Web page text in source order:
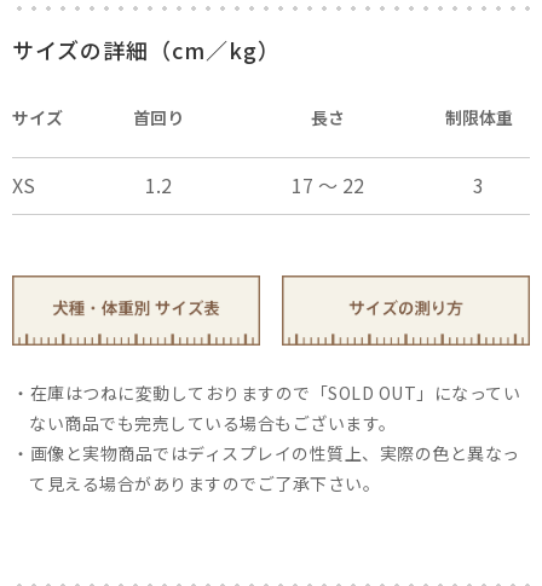
サイズの詳細（cm／kg）
サイズ 首回り 長さ 制限体重
XS 1.2 17 ～ 22 3
在庫はつねに変動しておりますので「SOLD OUT」になってい
ない商品でも完売している場合もございます。
画像と実物商品ではディスプレイの性質上、実際の色と異なっ
て見える場合がありますのでご了承下さい。